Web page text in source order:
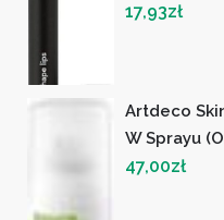
17,93zł
Artdeco
W Sprayu
47,00zł